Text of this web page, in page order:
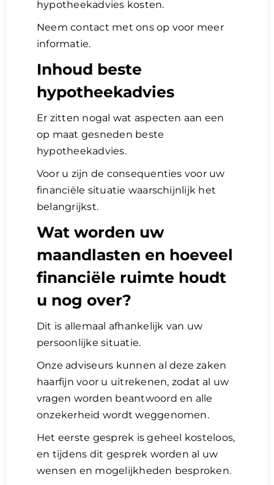
hypotheekadvies kosten.
Neem contact met ons op voor meer
informatie.
Inhoud beste
hypotheekadvies
Er zitten nogal wat aspecten aan een
op maat gesneden beste
hypotheekadvies.
Voor u zijn de consequenties voor uw
financiële situatie waarschijnlijk het
belangrijkst.
Wat worden uw
maandlasten en hoeveel
financiële ruimte houdt
u nog over?
Dit is allemaal afhankelijk van uw
persoonlijke situatie.
Onze adviseurs kunnen al deze zaken
haarfijn voor u uitrekenen, zodat al uw
vragen worden beantwoord en alle
onzekerheid wordt weggenomen.
Het eerste gesprek is geheel kosteloos,
en tijdens dit gesprek worden al uw
wensen en mogelijkheden besproken.